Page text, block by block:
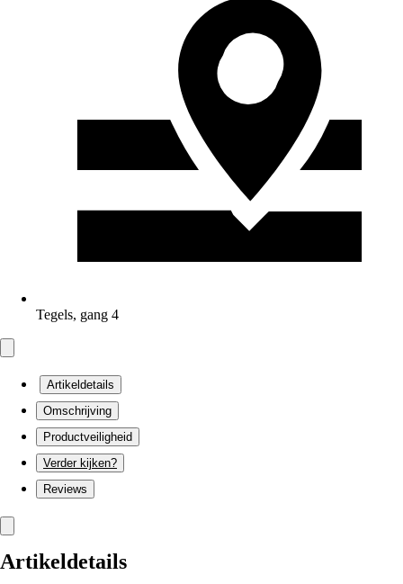
Tegels, gang 4
Artikeldetails
Omschrijving
Productveiligheid
Verder kijken?
Reviews
Artikeldetails